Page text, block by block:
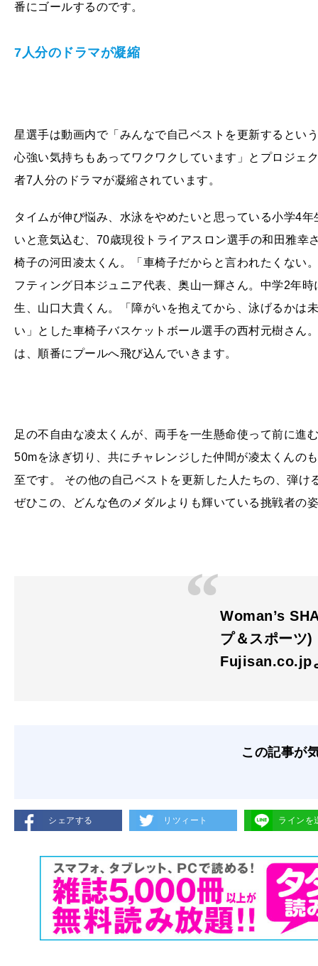
番にゴールするのです。
7人分のドラマが凝縮
星選手は動画内で「みんなで自己ベストを更新するとい
心強い気持ちもあってワクワクしています」とプロジェ
者7人分のドラマが凝縮されています。
タイムが伸び悩み、水泳をやめたいと思っている小学4
いと意気込む、70歳現役トライアスロン選手の和田雅幸
椅子の河田凌太くん。「車椅子だからと言われたくない
フティング日本ジュニア代表、奥山一輝さん。中学2年
生、山口大貴くん。「障がいを抱えてから、泳げるかは
い」とした車椅子バスケットボール選手の西村元樹さん
は、順番にプールへ飛び込んでいきます。
足の不自由な凌太くんが、両手を一生懸命使って前に進
50mを泳ぎ切り、共にチャレンジした仲間が凌太くんの
至です。 その他の自己ベストを更新した人たちの、弾
ぜひこの、どんな色のメダルよりも輝いている挑戦者の
Woman’s
プ＆スポーツ)
Fujisan.co.jp
この記事が
シェアする リツィート ラインを